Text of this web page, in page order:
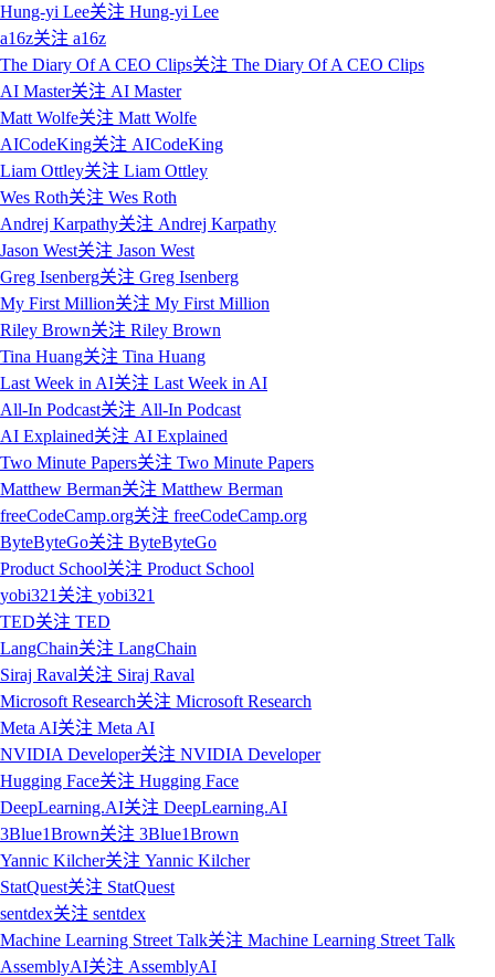
Hung-yi Lee关注 Hung-yi Lee
a16z关注 a16z
The Diary Of A CEO Clips关注 The Diary Of A CEO Clips
AI Master关注 AI Master
Matt Wolfe关注 Matt Wolfe
AICodeKing关注 AICodeKing
Liam Ottley关注 Liam Ottley
Wes Roth关注 Wes Roth
Andrej Karpathy关注 Andrej Karpathy
Jason West关注 Jason West
Greg Isenberg关注 Greg Isenberg
My First Million关注 My First Million
Riley Brown关注 Riley Brown
Tina Huang关注 Tina Huang
Last Week in AI关注 Last Week in AI
All-In Podcast关注 All-In Podcast
AI Explained关注 AI Explained
Two Minute Papers关注 Two Minute Papers
Matthew Berman关注 Matthew Berman
freeCodeCamp.org关注 freeCodeCamp.org
ByteByteGo关注 ByteByteGo
Product School关注 Product School
yobi321 关注 yobi321
TED关注 TED
LangChain关注 LangChain
Siraj Raval关注 Siraj Raval
Microsoft Research关注 Microsoft Research
Meta AI关注 Meta AI
NVIDIA Developer关注 NVIDIA Developer
Hugging Face关注 Hugging Face
DeepLearning.AI关注 DeepLearning.AI
3Blue1Brown关注 3Blue1Brown
Yannic Kilcher关注 Yannic Kilcher
StatQuest关注 StatQuest
sentdex关注 sentdex
Machine Learning Street Talk关注 Machine Learning Street Talk
AssemblyAI关注 AssemblyAI